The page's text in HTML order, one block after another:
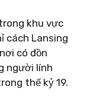
khu vực
cách Lansing
có đồn
người lính
thế kỷ 19.